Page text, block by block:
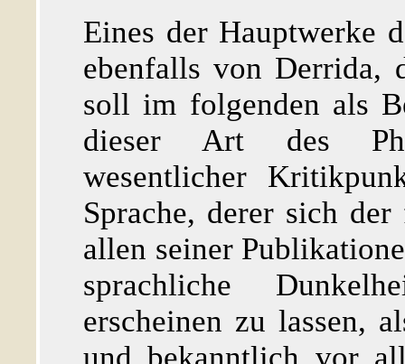
Eines der Hauptwerke
ebenfalls von Derrida,
soll im folgenden als
dieser Art des
wesentlicher
Sprache, derer sich
allen seiner
sprachliche
erscheinen zu lassen,
und bekanntlich vor